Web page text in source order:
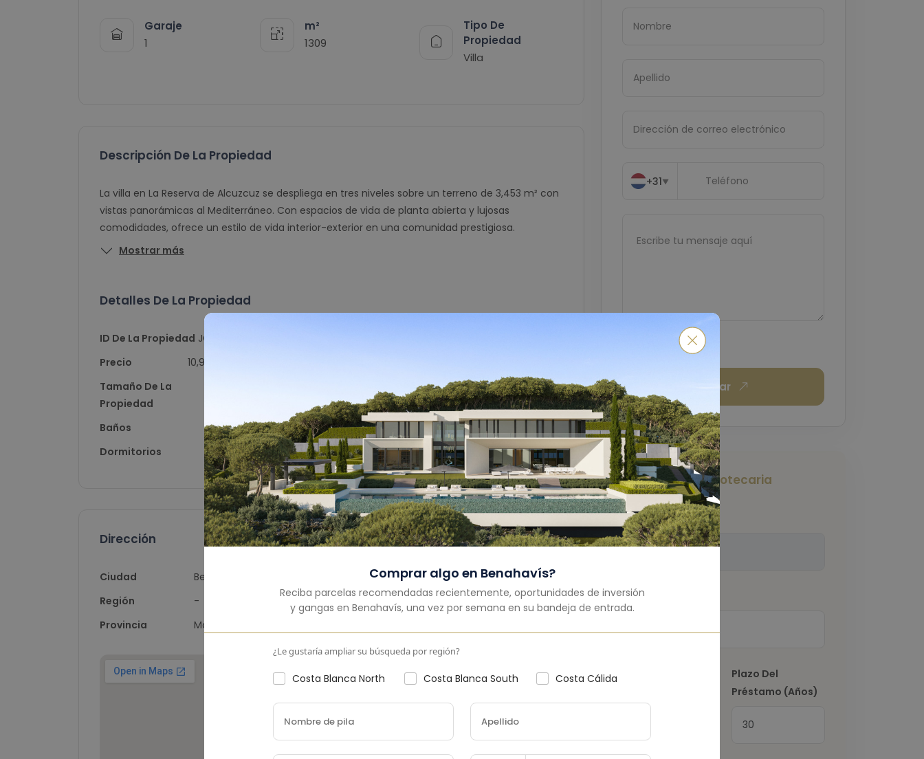
Comprar algo en Benahavís?
Reciba parcelas recomendadas recientemente, oportunidades de inversión
y gangas en Benahavís, una vez por semana en su bandeja de entrada.
¿Le gustaría ampliar su búsqueda por región?
Costa Blanca North Costa Blanca South Costa Cálida
Garaje
1
m²
1309
Tipo De
Propiedad
Villa
Descripción De La Propiedad
La villa en La Reserva de Alcuzcuz se despliega en tres niveles sobre un terreno de 3,453 m² con
vistas panorámicas al Mediterráneo. Con espacios de vida de planta abierta y lujosas
comodidades, ofrece un estilo de vida interior-exterior en una comunidad prestigiosa.
Mostrar más
Detalles De La Propiedad
ID De La Propiedad JG10000
Precio
10,900,000
Tamaño De La
Propiedad
Baños
6.5
Dormitorios
6
Año De Construcción
-
Tipo De Propiedad
Villa
Estado De La
Propiedad
Vendido
Dirección
Ciudad
Región
Provincia
Benahavís
-
Málaga
Costa
País
Costa del Sol
+31▼
Enviar
Calculadora Hipotecaria
Monto Total(€)
Pago Inicial
Plazo Del
Préstamo (Años)